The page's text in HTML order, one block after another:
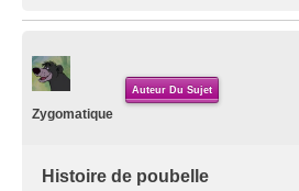
Auteur Du Sujet
Zygomatique
Histoire de poubelle